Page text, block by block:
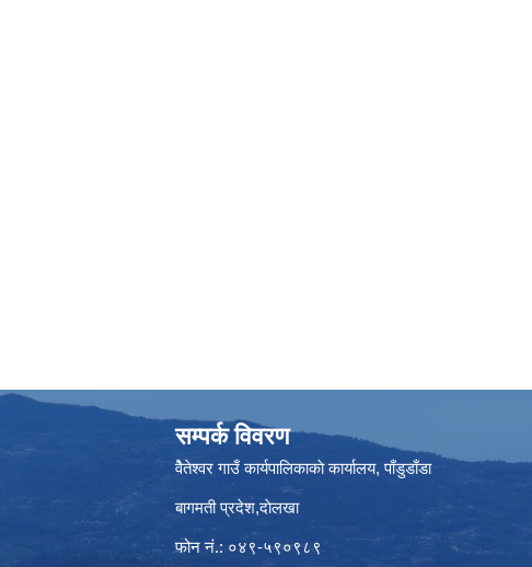
सम्पर्क विवरण
वैेतेश्वर गाउँ कार्यपालिकाकाे कार्यालय, पाँडुडाँडा
बागमती‌ प्रदेश,दाेलखा
फोन नं.: ०४९-५९०९८९